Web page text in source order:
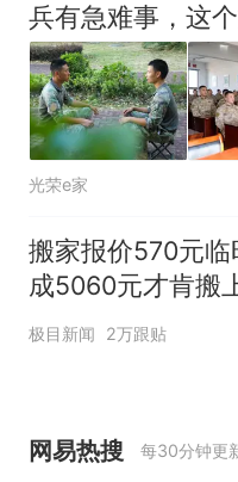
兵有急难事，这
光荣e家
搬家报价570元临
成5060元才肯搬
子傻眼
极目新闻 2万跟贴
网易热搜 每30分钟更